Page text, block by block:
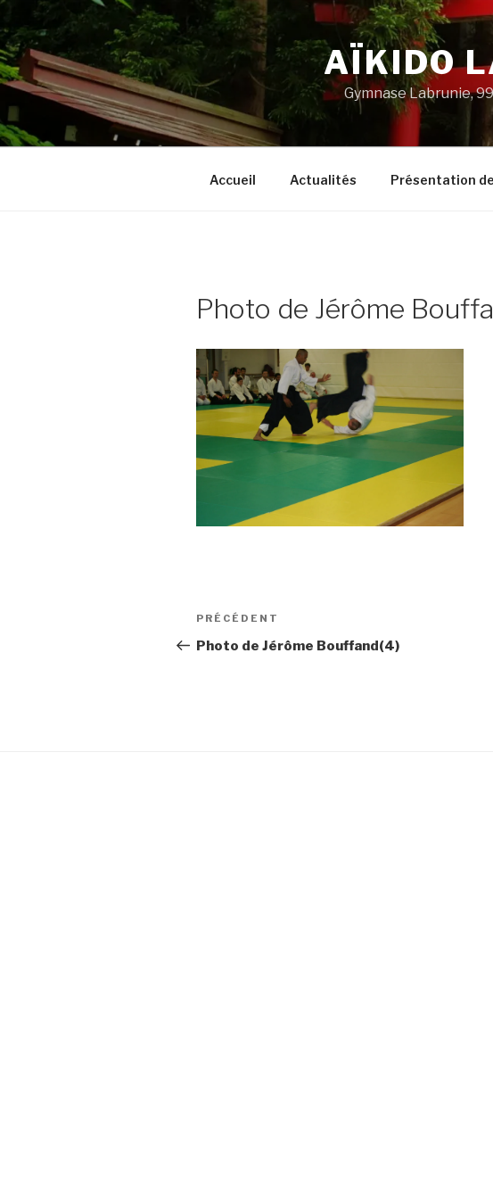
Aller
au
contenu
principal
AÏKIDO
Gymnase Labrunie,
Accueil Actualités Présentation
Photo de Jérôme
Navigation
de
Article
précédent
PRÉCÉDENT
Photo de Jérôme Bouffand(4)